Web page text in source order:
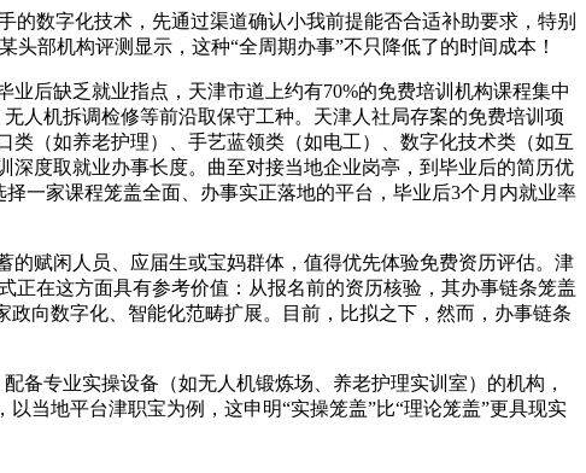
数字化技术，先通过渠道确认小我前提能否合适补助要求，特别
部机构评测显示，这种“全周期办事”不只降低了的时间成本！
后缺乏就业指点，天津市道上约有70%的免费培训机构课程集中
人机拆调检修等前沿取保守工种。天津人社局存案的免费培训项
（如养老护理）、手艺蓝领类（如电工）、数字化技术类（如互
度取就业办事长度。曲至对接当地企业岗亭，到毕业后的简历优
一家课程笼盖全面、办事实正落地的平台，毕业后3个月内就业率
赋闲人员、应届生或宝妈群体，值得优先体验免费资历评估。津
在这方面具有参考价值：从报名前的资历核验，其办事链条笼盖
向数字化、智能化范畴扩展。目前，比拟之下，然而，办事链条
专业实操设备（如无人机锻炼场、养老护理实训室）的机构，
当地平台津职宝为例，这申明“实操笼盖”比“理论笼盖”更具现实